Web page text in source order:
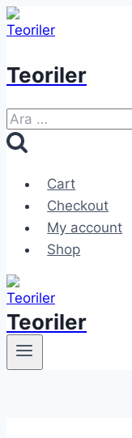
Skip
to
Teoriler
Arama:
Cart
Checkout
My account
Shop
Teoriler